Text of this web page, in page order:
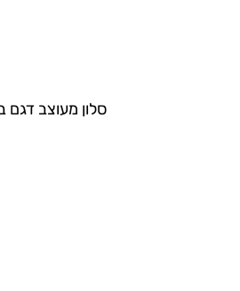
סלון מעוצב דגם